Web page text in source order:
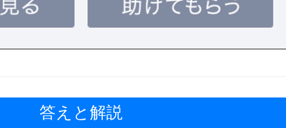
答えと解説